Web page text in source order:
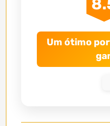
Um ótimo